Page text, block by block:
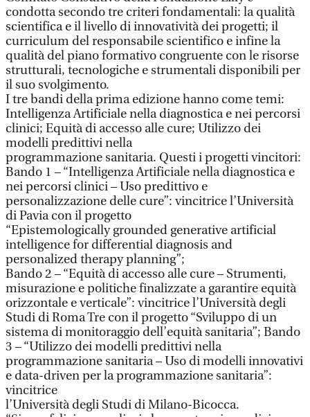
condotta secondo tre criteri fondamentali: la qualità
scientifica e il livello di innovatività dei progetti; il
curriculum del responsabile scientifico e infine la
qualità del piano formativo congruente con le risorse
strutturali, tecnologiche e strumentali disponibili per
il suo svolgimento.
I tre bandi della prima edizione hanno come temi:
Intelligenza Artificiale nella diagnostica e nei percorsi
clinici; Equità di accesso alle cure; Utilizzo dei
modelli predittivi nella
programmazione sanitaria. Questi i progetti vincitori:
Bando 1 – “Intelligenza Artificiale nella diagnostica e
nei percorsi clinici – Uso predittivo e
personalizzazione delle cure”: vincitrice l’Università
di Pavia con il progetto
“Epistemologically grounded generative artificial
intelligence for differential diagnosis and
personalized therapy planning”;
Bando 2 – “Equità di accesso alle cure – Strumenti,
misurazione e politiche finalizzate a garantire equità
orizzontale e verticale”: vincitrice l’Università degli
Studi di Roma Tre con il progetto “Sviluppo di un
sistema di monitoraggio dell’equità sanitaria”; Bando
3 – “Utilizzo dei modelli predittivi nella
programmazione sanitaria – Uso di modelli innovativi
e data-driven per la programmazione sanitaria”:
vincitrice
l’Università degli Studi di Milano-Bicocca.